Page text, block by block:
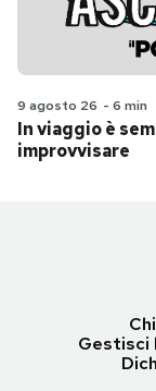
9 agosto 26 - 6 min
In viaggio è
improvvisare
Gestisci